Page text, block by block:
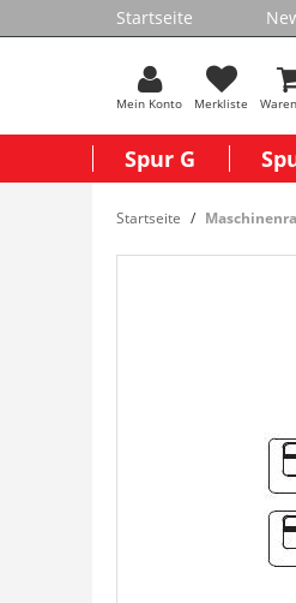
Startseite
Mein Konto Merkliste
Spur G
Startseite